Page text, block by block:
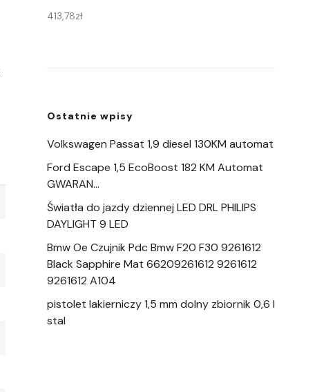
413,78zł
Ostatnie wpisy
Volkswagen Passat 1,9 diesel 130KM automat
Ford Escape 1,5 EcoBoost 182 KM Automat
GWARAN…
Światła do jazdy dziennej LED DRL PHILIPS
DAYLIGHT 9 LED
Bmw Oe Czujnik Pdc Bmw F20 F30 9261612
Black Sapphire Mat 66209261612 9261612
9261612 A104
pistolet lakierniczy 1,5 mm dolny zbiornik 0,6 l
stal